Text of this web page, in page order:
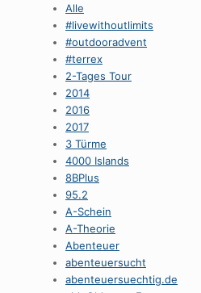
Alle
#livewithoutlimits
#outdooradvent
#terrex
2-Tages Tour
2014
2016
2017
3 Türme
4000 Islands
8BPlus
95.2
A-Schein
A-Theorie
Abenteuer
abenteuersucht
abenteuersuechtig.de